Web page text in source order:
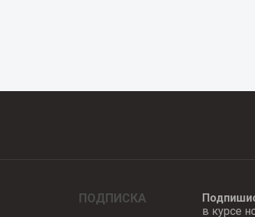
ПОДПИСКА
в курсе